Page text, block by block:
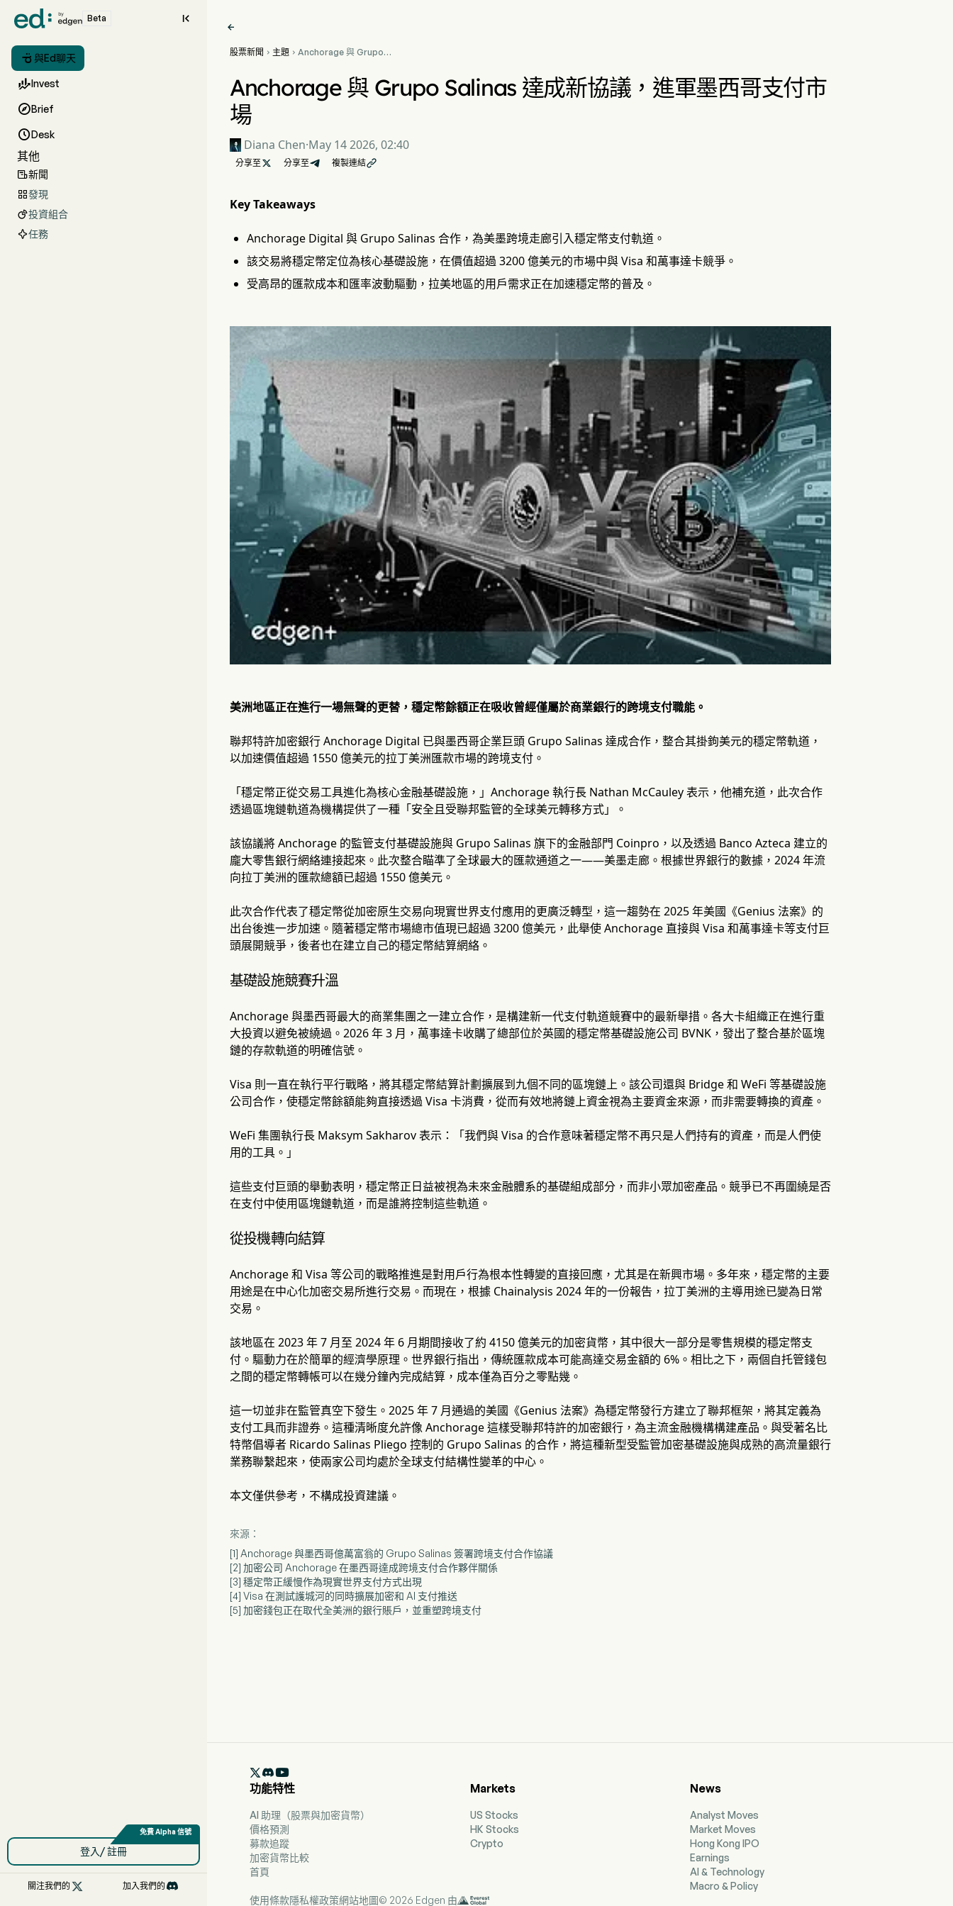
Beta 
 與Ed聊天
Invest
Brief
Desk
其他
新聞
發現
投資組合
任務
登入/ 註冊
關注我們的  加入我們的

股票新聞  主題  Anchorage 與 Grupo
Anchorage 與 Grupo Salinas 達成新協議，進軍墨西哥支付市
場
Diana Chen·May 14 2026, 02:40
分享至  分享至 複製連結
Key Takeaways
Anchorage Digital 與 Grupo Salinas 合作，為美墨跨境走廊引入穩定幣支付軌道。
該交易將穩定幣定位為核心基礎設施，在價值超過 3200 億美元的市場中與 Visa 和萬事達卡競爭。
受高昂的匯款成本和匯率波動驅動，拉美地區的用戶需求正在加速穩定幣的普及。
美洲地區正在進行一場無聲的更替，穩定幣餘額正在吸收曾經僅屬於商業銀行的跨境支付職能。
聯邦特許加密銀行 Anchorage Digital 已與墨西哥企業巨頭 Grupo Salinas 達成合作，整合其掛鉤美元的穩定幣軌道，
以加速價值超過 1550 億美元的拉丁美洲匯款市場的跨境支付。
「穩定幣正從交易工具進化為核心金融基礎設施，」Anchorage 執行長 Nathan McCauley 表示，他補充道，此次合作
透過區塊鏈軌道為機構提供了一種「安全且受聯邦監管的全球美元轉移方式」。
該協議將 Anchorage 的監管支付基礎設施與 Grupo Salinas 旗下的金融部門 Coinpro，以及透過 Banco Azteca 建立的
龐大零售銀行網絡連接起來。此次整合瞄準了全球最大的匯款通道之一——美墨走廊。根據世界銀行的數據，2024 年流
向拉丁美洲的匯款總額已超過 1550 億美元。
此次合作代表了穩定幣從加密原生交易向現實世界支付應用的更廣泛轉型，這一趨勢在 2025 年美國《Genius 法案》的
出台後進一步加速。隨著穩定幣市場總市值現已超過 3200 億美元，此舉使 Anchorage 直接與 Visa 和萬事達卡等支付巨
頭展開競爭，後者也在建立自己的穩定幣結算網絡。
基礎設施競賽升溫
Anchorage 與墨西哥最大的商業集團之一建立合作，是構建新一代支付軌道競賽中的最新舉措。各大卡組織正在進行重
大投資以避免被繞過。2026 年 3 月，萬事達卡收購了總部位於英國的穩定幣基礎設施公司 BVNK，發出了整合基於區塊
鏈的存款軌道的明確信號。
Visa 則一直在執行平行戰略，將其穩定幣結算計劃擴展到九個不同的區塊鏈上。該公司還與 Bridge 和 WeFi 等基礎設施
公司合作，使穩定幣餘額能夠直接透過 Visa 卡消費，從而有效地將鏈上資金視為主要資金來源，而非需要轉換的資產。
WeFi 集團執行長 Maksym Sakharov 表示：「我們與 Visa 的合作意味著穩定幣不再只是人們持有的資產，而是人們使
用的工具。」
這些支付巨頭的舉動表明，穩定幣正日益被視為未來金融體系的基礎組成部分，而非小眾加密產品。競爭已不再圍繞是否
在支付中使用區塊鏈軌道，而是誰將控制這些軌道。
從投機轉向結算
Anchorage 和 Visa 等公司的戰略推進是對用戶行為根本性轉變的直接回應，尤其是在新興市場。多年來，穩定幣的主要
用途是在中心化加密交易所進行交易。而現在，根據 Chainalysis 2024 年的一份報告，拉丁美洲的主導用途已變為日常
交易。
該地區在 2023 年 7 月至 2024 年 6 月期間接收了約 4150 億美元的加密貨幣，其中很大一部分是零售規模的穩定幣支
付。驅動力在於簡單的經濟學原理。世界銀行指出，傳統匯款成本可能高達交易金額的 6%。相比之下，兩個自托管錢包
之間的穩定幣轉帳可以在幾分鐘內完成結算，成本僅為百分之零點幾。
這一切並非在監管真空下發生。2025 年 7 月通過的美國《Genius 法案》為穩定幣發行方建立了聯邦框架，將其定義為
支付工具而非證券。這種清晰度允許像 Anchorage 這樣受聯邦特許的加密銀行，為主流金融機構構建產品。與受著名比
特幣倡導者 Ricardo Salinas Pliego 控制的 Grupo Salinas 的合作，將這種新型受監管加密基礎設施與成熟的高流量銀行
業務聯繫起來，使兩家公司均處於全球支付結構性變革的中心。
本文僅供參考，不構成投資建議。
來源：
[1] Anchorage 與墨西哥億萬富翁的 Grupo Salinas 簽署跨境支付合作協議
[2] 加密公司 Anchorage 在墨西哥達成跨境支付合作夥伴關係
[3] 穩定幣正緩慢作為現實世界支付方式出現
[4] Visa 在測試護城河的同時擴展加密和 AI 支付推送
[5] 加密錢包正在取代全美洲的銀行賬戶，並重塑跨境支付

功能特性
AI 助理（股票與加密貨幣）
價格預測
募款追蹤
加密貨幣比較
首頁
Markets
US Stocks
HK Stocks
Crypto
News
Analyst Moves
Market Moves
Hong Kong IPO
Earnings
AI & Technology
Macro & Policy
使用條款隱私權政策網站地圖© 2026 Edgen 由